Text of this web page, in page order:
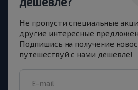
Не пропусти специальные
другие интересные
Подпишись на получение
путешествуй с нами дешевле!